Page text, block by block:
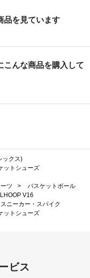
品を見ています
こんな商品を購入して
ックス)
ットシューズ
ツ >
バスケットボール
V16
ニーカー・スパイク
ットシューズ
ビス